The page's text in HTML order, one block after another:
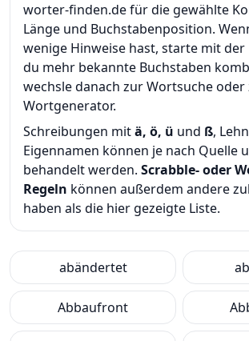
worter-finden.de für die gewählte
Länge und Buchstabenposition.
wenige Hinweise hast, starte mit der
du mehr bekannte Buchstaben
wechsle danach zur Wortsuche oder
Wortgenerator.
Schreibungen mitä, ö, ü und ß,
Eigennamen können je nach Quelle
behandelt werden. Scrabble- oder
Regeln können außerdem andere
haben als die hier gezeigte Liste.
abändertet
Abbaufront